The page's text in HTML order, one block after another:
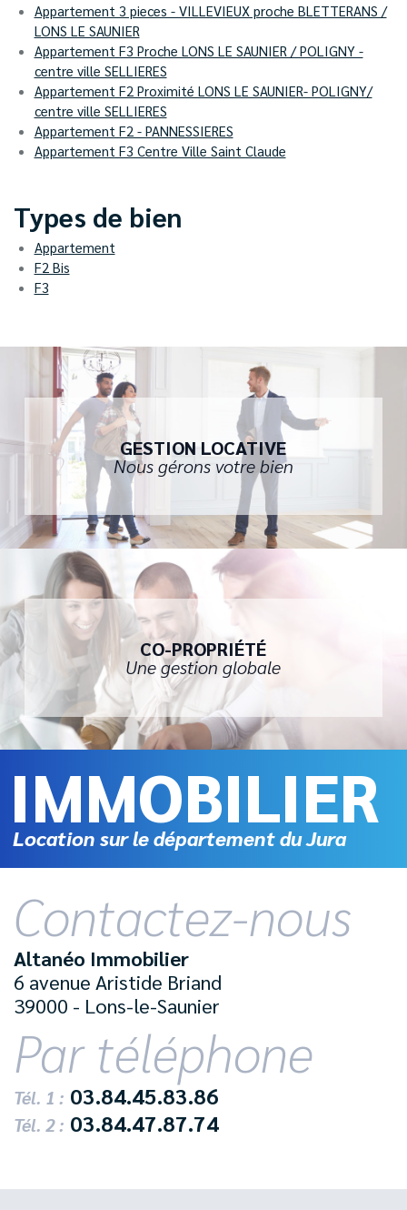
Appartement 3 pieces - VILLEVIEUX proche BLETTERANS /
LONS LE SAUNIER
Appartement F3 Proche LONS LE SAUNIER / POLIGNY -
centre ville SELLIERES
Appartement F2 Proximité LONS LE SAUNIER- POLIGNY/
centre ville SELLIERES
Appartement F2 - PANNESSIERES
Appartement F3 Centre Ville Saint Claude
Types de bien
Appartement
F2 Bis
F3
GESTION LOCATIVE
Nous gérons votre bien
CO-PROPRIÉTÉ
Une gestion globale
IMMOBILIER
Location sur le département du Jura
Contactez-nous
Altanéo Immobilier
6 avenue Aristide Briand
39000 - Lons-le-Saunier
Par téléphone
Tél. 1 : 03.84.45.83.86
Tél. 2 : 03.84.47.87.74